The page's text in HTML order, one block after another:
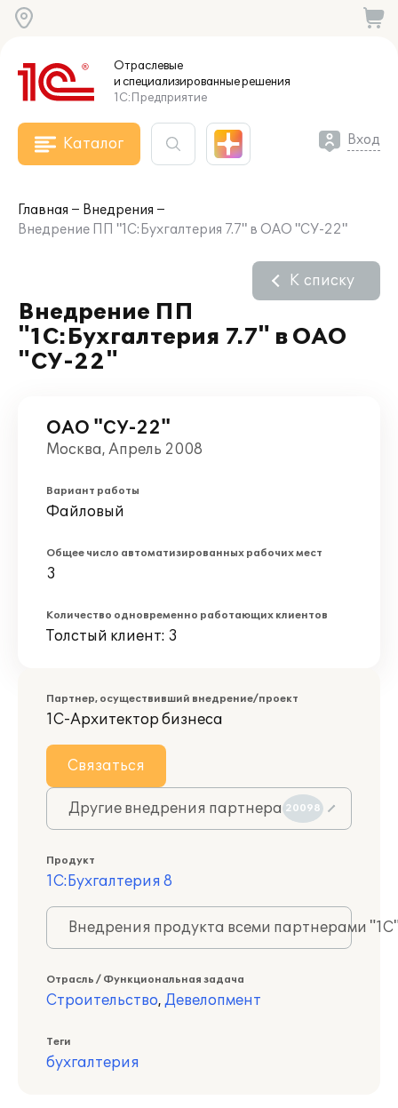
Отраслевые
и специализированныерешения
1С:Предприятие
Каталог Вход
Главная
Внедрения
Внедрение ПП "1С:Бухгалтерия 7.7" в ОАО "СУ-22"
Внедрение ПП
"1С:Бухгалтерия 7.7" в ОАО
"СУ-22"
К списку
ОАО "СУ-22"
Москва, Апрель 2008
Вариант работы
Файловый
Общее число автоматизированных рабочих мест
3
Количество одновременно работающих клиентов
Толстый клиент: 3
Партнер, осуществивший внедрение/проект
1С-Архитектор бизнеса
Связаться
Другие внедрения партнера 20098
Продукт
1С:Бухгалтерия 8
Внедрения продукта всеми партнерами
Отрасль / Функциональная задача
Строительство, Девелопмент
Теги
бухгалтерия